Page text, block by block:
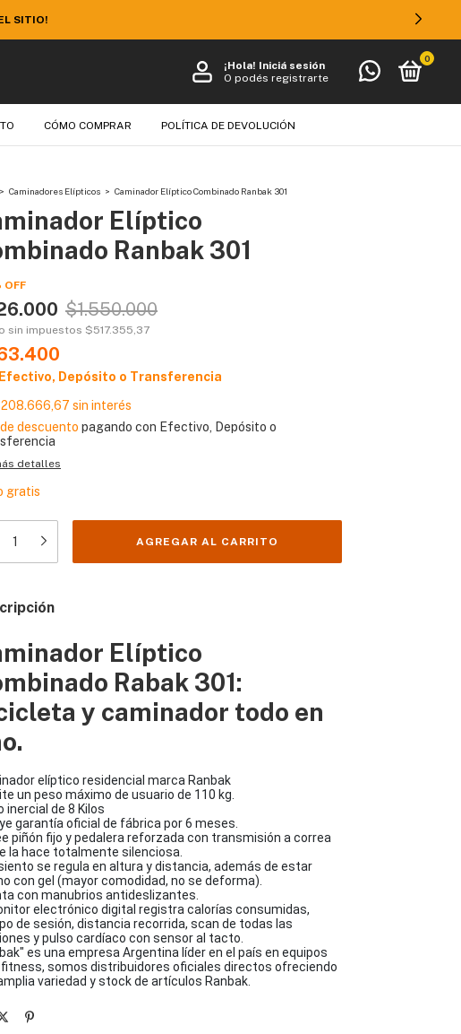
O TRANSFERENCIA!
¡Hola! Iniciá sesión
O podés registrarte
0
CÓMO COMPRAR POLÍTICA DE DEVOLUCIÓN
> Caminadores Elípticos > Caminador Elíptico Combinado Ranbak 301
Elíptico
Ranbak 301
OFF
$1.550.000
sin impuestos $517.355,37
Efectivo, Depósito o Transferencia
sin interés
descuento pagando con Efectivo, Depósito o
detalles
gratis
Elíptico
Rabak 301:
y caminador todo en
elíptico residencial marca Ranbak
un peso máximo de usuario de 110 kg.
inercial de 8 Kilos
garantía oficial de fábrica por 6 meses.
piñón fijo y pedalera reforzada con transmisión a correa
la hace totalmente silenciosa.
se regula en altura y distancia, además de estar
con gel (mayor comodidad, no se deforma).
con manubrios antideslizantes.
electrónico digital registra calorías consumidas,
de sesión, distancia recorrida, scan de todas las
y pulso cardíaco con sensor al tacto.
es una empresa Argentina líder en el país en equipos
somos distribuidores oficiales directos ofreciendo
variedad y stock de artículos Ranbak.